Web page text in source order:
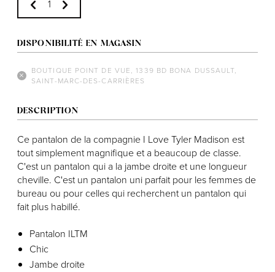
Politiques et conditions d'achats
DISPONIBILITÉ EN MAGASIN
BOUTIQUE POINT DE VUE, 1339 BD BONA DUSSAULT,
SAINT-MARC-DES-CARRIÈRES
DESCRIPTION
Ce pantalon de la compagnie I Love Tyler Madison est
tout simplement magnifique et a beaucoup de classe.
C'est un pantalon qui a la jambe droite et une longueur
cheville. C'est un pantalon uni parfait pour les femmes de
bureau ou pour celles qui recherchent un pantalon qui
fait plus habillé.
Pantalon ILTM
Chic
Jambe droite